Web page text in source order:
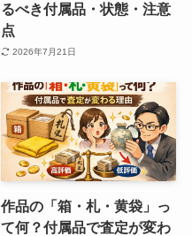
るべき付属品・状態・注意
点
2026年7月21日
作品の「箱・札・黄袋」っ
て何？付属品で査定が変わ